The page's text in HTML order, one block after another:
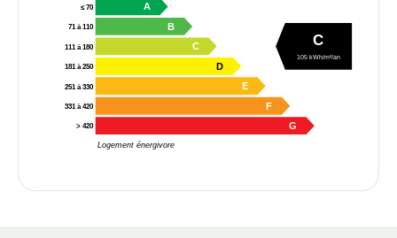
Logement énergivore
≤ 70 A
71 à 110 B
111 à 180 C
181 à 250 D
251 à 330 E
331 à 420 F
> 420 G
C
105 kWh/m²/an